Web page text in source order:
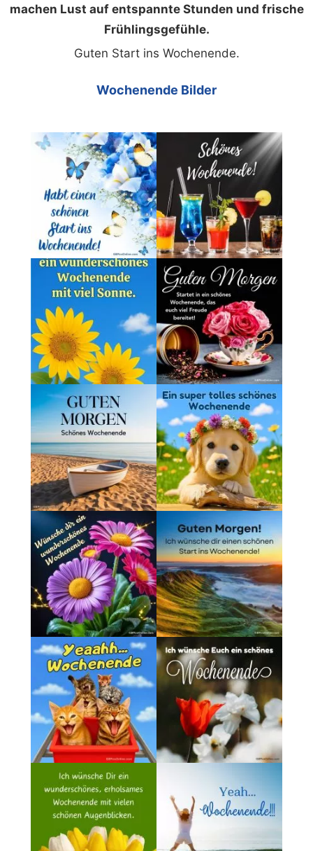
machen Lust auf entspannte Stunden und frische
Frühlingsgefühle.
Guten Start ins Wochenende.
Wochenende Bilder